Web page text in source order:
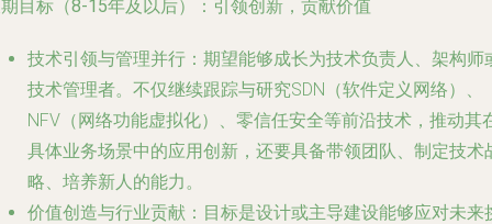
目标（8-15年及以后）：引领创新，贡献价值
技术引领与管理并行 ：期望能够成长为技术负责人、架构师
技术管理者。不仅继续跟踪与研究SDN（软件定义网络）、
NFV（网络功能虚拟化）、零信任安全等前沿技术，推动其
具体业务场景中的应用创新，还要具备带领团队、制定技术
略、培养新人的能力。
价值创造与行业贡献 ：目标是设计或主导建设能够应对未来